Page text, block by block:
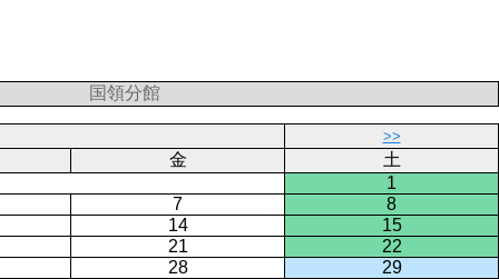
国領分館
>>
金
土
1
7
8
14
15
21
22
28
29